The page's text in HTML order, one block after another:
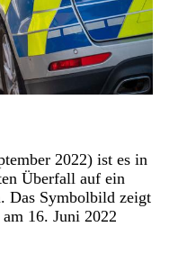
2022) ist es in
Überfall auf ein
Das Symbolbild zeigt
16. Juni 2022